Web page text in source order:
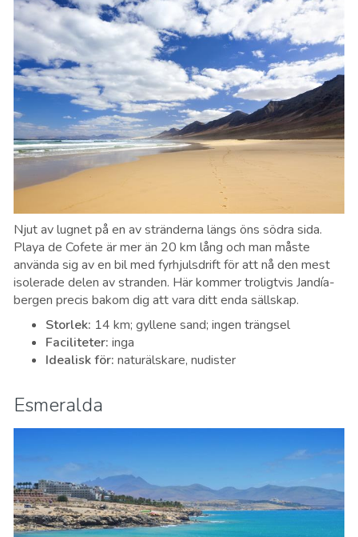
Njut av lugnet på en av stränderna längs öns södra sida.
Playa de Cofete är mer än 20 km lång och man måste
använda sig av en bil med fyrhjulsdrift för att nå den mest
isolerade delen av stranden. Här kommer troligtvis Jandía-
bergen precis bakom dig att vara ditt enda sällskap.
Storlek: 14 km; gyllene sand; ingen trängsel
Faciliteter: inga
Idealisk för: naturälskare, nudister
Esmeralda